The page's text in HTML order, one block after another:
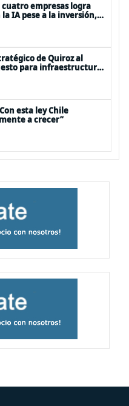
cuatro empresas logra
IA pese a la inversión,
Mundial
de Quiroz al
para infraestructura
esta ley Chile
a crecer”